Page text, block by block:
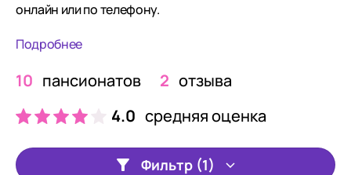
онлайн или по телефону.
Подробнее
10 пансионатов 2 отзыва
4.0 средняя оценка
Фильтр (1)